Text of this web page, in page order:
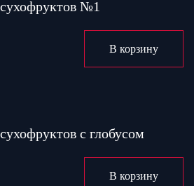
№1
В корзину
с глобусом
В корзину